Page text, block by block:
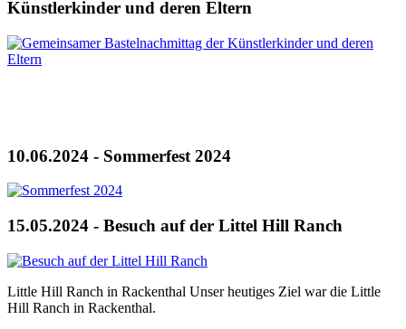
Künstlerkinder und deren Eltern
10.06.2024 - Sommerfest 2024
15.05.2024 - Besuch auf der Littel Hill Ranch
Little Hill Ranch in Rackenthal Unser heutiges Ziel war die Little
Hill Ranch in Rackenthal.